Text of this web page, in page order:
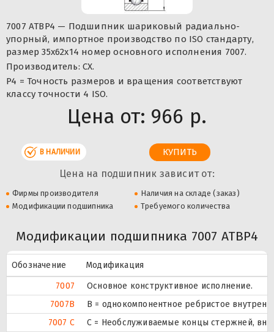
7007 ATBP4 — Подшипник шариковый радиально-
упорный, импортное производство по ISO стандарту,
размер 35x62x14 номер основного исполнения 7007.
Производитель: CX.
P4 = Точность размеров и вращения соответствуют
классу точности 4 ISO.
Цена от: 966 р.
В НАЛИЧИИ
Цена на подшипник зависит от:
Фирмы производителя
Наличия на складе (заказ)
Модификации подшипника
Требуемого количества
Модификации подшипника 7007 ATBP4
Обозначение
Модификация
7007
Основное конструктивное исполнение.
7007B
B = однокомпонентное ребристое
7007 C
С = Необслуживаемые концы стержней,